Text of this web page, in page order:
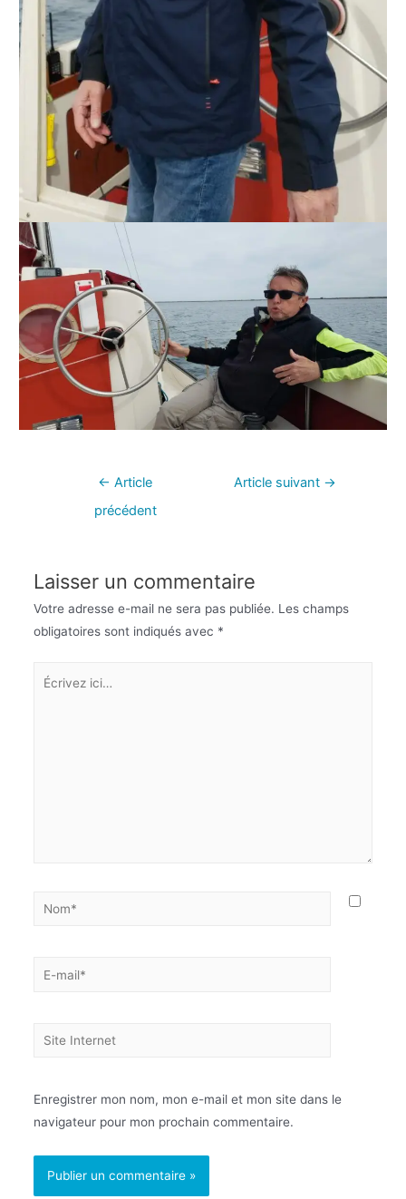
← Article
précédent
Article suivant →
Laisser un commentaire
Votre adresse e-mail ne sera pas publiée. Les champs
obligatoires sont indiqués avec *
Enregistrer mon nom, mon e-mail et mon site dans le
navigateur pour mon prochain commentaire.